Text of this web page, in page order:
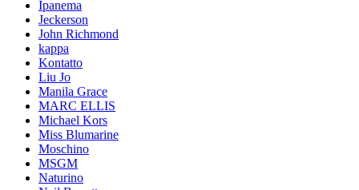
Ipanema
Jeckerson
John Richmond
kappa
Kontatto
Liu Jo
Manila Grace
MARC ELLIS
Michael Kors
Miss Blumarine
Moschino
MSGM
Naturino